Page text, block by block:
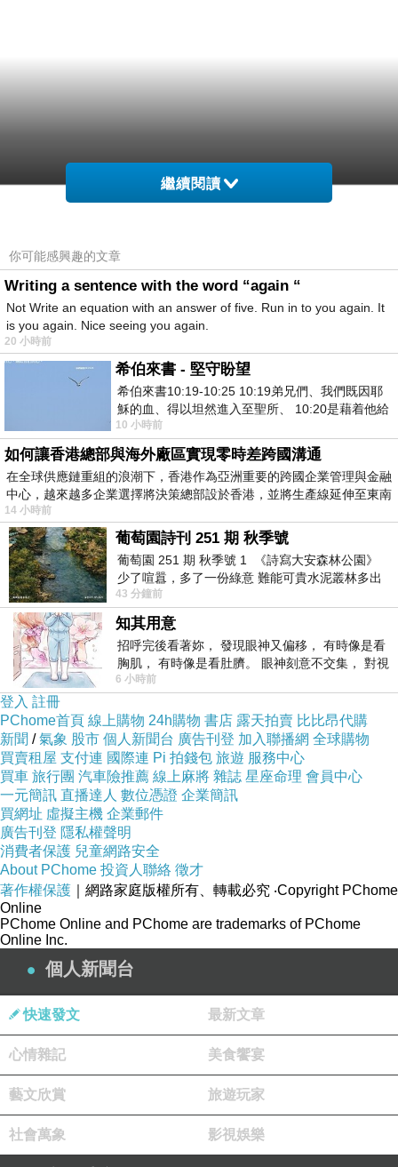
繼續閱讀
你可能感興趣的文章
Writing a sentence with the word “again “
Not Write an equation with an answer of five. Run in to you again. It
is you again. Nice seeing you again.
20 小時前
希伯來書 - 堅守盼望
希伯來書10:19-10:25 10:19弟兄們、我們既因耶
穌的血、得以坦然進入至聖所、 10:20是藉着他給
我們開了一條又新又活的路從幔子經過
10 小時前
如何讓香港總部與海外廠區實現零時差跨國溝通
在全球供應鏈重組的浪潮下，香港作為亞洲重要的跨國企業管理與金融
中心，越來越多企業選擇將決策總部設於香港，並將生產線延伸至東南
14 小時前
葡萄園詩刊 251 期 秋季號
葡萄園 251 期 秋季號 1 《詩寫大安森林公園》
少了喧囂，多了一份綠意 難能可貴水泥叢林多出
一
43 分鐘前
知其用意
招呼完後看著妳， 發現眼神又偏移， 有時像是看
胸肌， 有時像是看肚臍。 眼神刻意不交集， 對視
視線不對齊， 讓我很難不
6 小時前
登入 註冊
PChome首頁 線上購物 24h購物 書店 露天拍賣 比比昂代購
新聞 /氣象 股市 個人新聞台 廣告刊登 加入聯播網 全球購物
買賣租屋 支付連 國際連 Pi 拍錢包 旅遊 服務中心
買車 旅行團 汽車險推薦 線上麻將 雜誌 星座命理 會員中心
一元簡訊 直播達人 數位憑證 企業簡訊
買網址 虛擬主機 企業郵件
廣告刊登 隱私權聲明
消費者保護 兒童網路安全
About PChome 投資人聯絡 徵才
著作權保護 ｜網路家庭版權所有、轉載必究 ‧Copyright PChome
Online
PChome Online and PChome are trademarks of PChome
Online Inc.
個人新聞台
快速發文 最新文章
心情雜記 美食饗宴
藝文欣賞 旅遊玩家
社會萬象 影視娛樂